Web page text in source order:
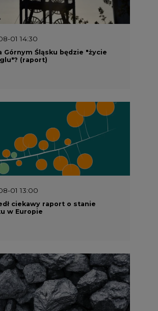
01 14:30
Górnym Śląsku będzie "życie
(raport)
01 13:00
ciekawy raport o stanie
w Europie